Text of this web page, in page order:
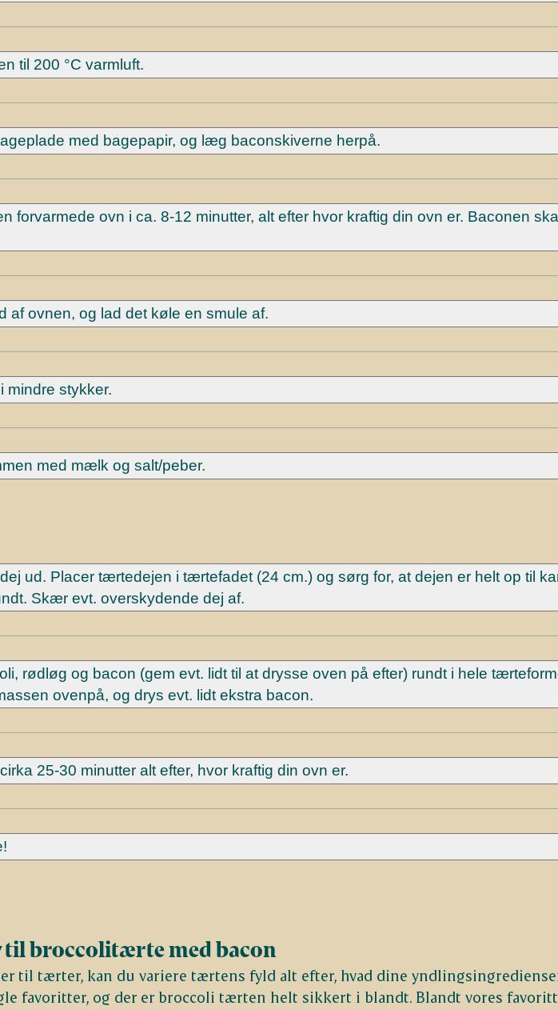
til 200 °C varmluft.
med bagepapir, og læg baconskiverne herpå.
forvarmede ovn i ca. 8-12 minutter, alt efter hvor kraftig din ovn er. Baconen
af ovnen, og lad det køle en smule af.
mindre stykker.
med mælk og salt/peber.
ud. Placer tærtedejen i tærtefadet (24 cm.) og sørg for, at dejen er helt op til
Skær evt. overskydende dej af.
rødløg og bacon (gem evt. lidt til at drysse oven på efter) rundt i hele
ovenpå, og drys evt. lidt ekstra bacon.
25-30 minutter alt efter, hvor kraftig din ovn er.
broccolitærte med bacon
til tærter, kan du variere tærtens fyld alt efter, hvad dine
favoritter, og der er broccoli tærten helt sikkert i blandt. Blandt vores